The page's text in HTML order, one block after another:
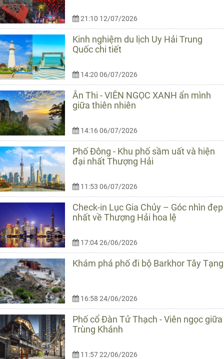
21:10 12/07/2026
Kinh nghiệm du lịch Uy Hải Trung
Quốc chi tiết
14:20 06/07/2026
Ân Thi - VIÊN NGỌC XANH ẩn mình
giữa thiên nhiên
14:16 06/07/2026
Phố Đông - Khu phố sầm uất và hiện
đại nhất Thượng Hải
11:53 06/07/2026
Check-in Lục Gia Chủy – Góc nhìn đẹp
nhất về Thượng Hải hoa lệ
17:04 26/06/2026
Khám phá phố đi bộ Barkhor Tây Tạng
16:58 24/06/2026
Phố cổ Đàn Tử Thạch - Viên ngọc giữa
Trùng Khánh
11:57 22/06/2026